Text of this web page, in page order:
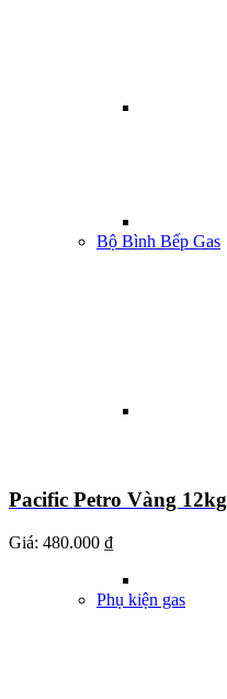
Bộ Bình Bếp Gas
Phụ kiện gas
Pacific Petro Vàng 12kg
Giá: 480.000 ₫